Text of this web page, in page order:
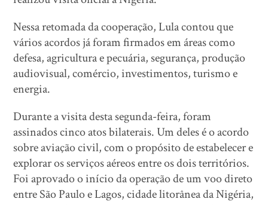
Nessa retomada da cooperação, Lula contou que
vários acordos já foram firmados em áreas como
defesa, agricultura e pecuária, segurança, produção
audiovisual, comércio, investimentos, turismo e
energia.
Durante a visita desta segunda-feira, foram
assinados cinco atos bilaterais. Um deles é o acordo
sobre aviação civil, com o propósito de estabelecer e
explorar os serviços aéreos entre os dois territórios.
Foi aprovado o início da operação de um voo direto
entre São Paulo e Lagos, cidade litorânea da Nigéria,